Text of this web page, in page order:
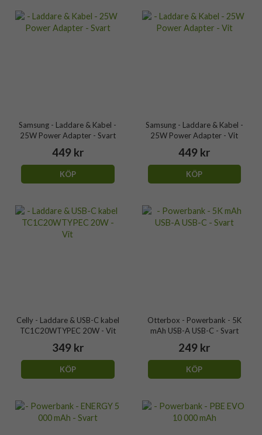
Samsung - Laddare & Kabel -
25W Power Adapter - Svart
449 kr
KÖP
Samsung - Laddare & Kabel -
25W Power Adapter - Vit
449 kr
KÖP
Celly - Laddare & USB-C kabel
TC1C20WTYPEC 20W - Vit
349 kr
KÖP
Otterbox - Powerbank - 5K
mAh USB-A USB-C - Svart
249 kr
KÖP